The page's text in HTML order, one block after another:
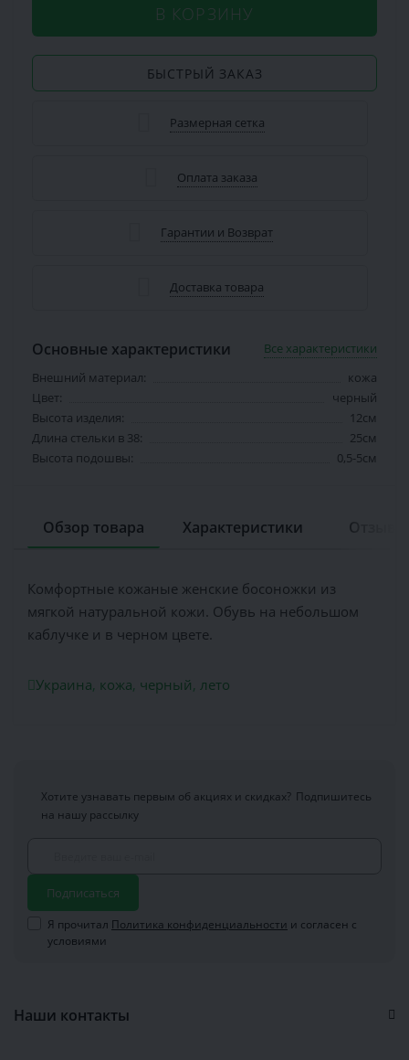
В КОРЗИНУ
БЫСТРЫЙ ЗАКАЗ
Размерная сетка
Оплата заказа
Гарантии и Возврат
Доставка товара
Основные характеристики
Все характеристики
Внешний материал:
кожа
Цвет:
черный
Высота изделия:
12см
Длина стельки в 38:
25см
Высота подошвы:
0,5-5см
Обзор товара Характеристики
Комфортные кожаные женские босоножки из
мягкой натуральной кожи. Обувь на небольшом
каблучке и в черном цвете.
Украина, кожа, черный, лето
Хотите узнавать первым об акциях и скидках? Подпишитесь
на нашу рассылку
Подписаться
Я прочитал Политика конфиденциальности и согласен с
условиями
Наши контакты